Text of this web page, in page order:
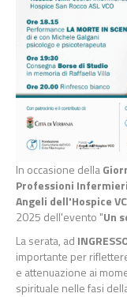
In occasione della
Professioni
Angeli dell'Hospice
2025 dell'evento "Un
La serata, ad
importante per
e attenuazione ai
spirituale nelle fasi